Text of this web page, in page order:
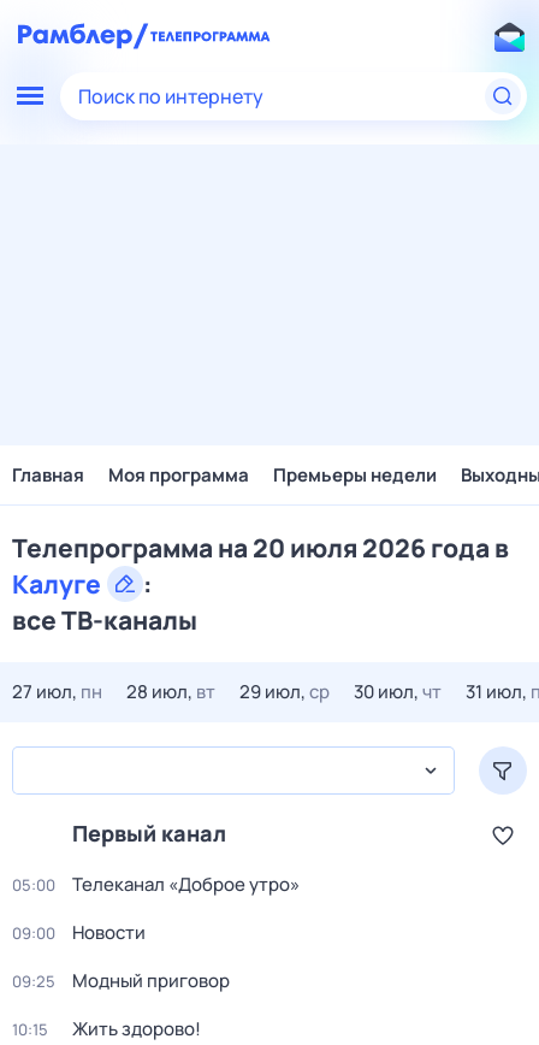
Поиск по интернету
Главная Моя программа Премьеры недели
Телепрограмма на 20 июля 2026 года в
Калуге
:
все ТВ-каналы
27 июл, пн 28 июл, вт 29 июл,ср 30 июл,чт 31 июл,
Первый канал
05:00 Телеканал «Доброе утро»
09:00 Новости
09:25 Модный приговор
10:15 Жить здорово!